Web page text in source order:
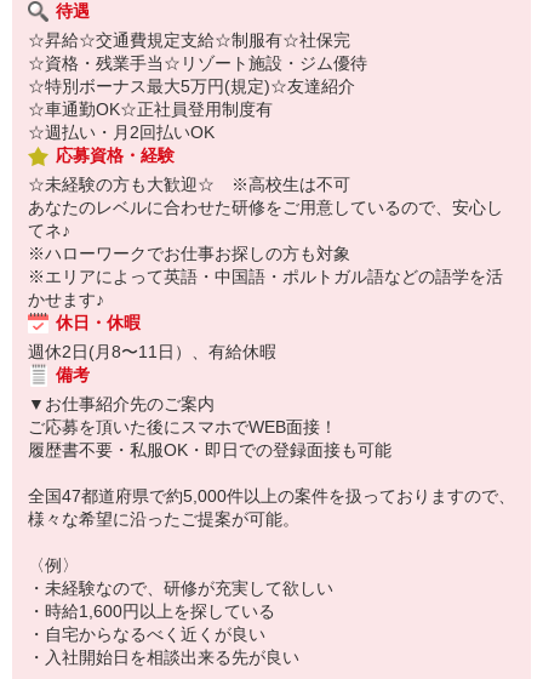
待遇
☆昇給☆交通費規定支給☆制服有☆社保完
☆資格・残業手当☆リゾート施設・ジム優待
☆特別ボーナス最大5万円(規定)☆友達紹介
☆車通勤OK☆正社員登用制度有
☆週払い・月2回払いOK
応募資格・経験
☆未経験の方も大歓迎☆ ※高校生は不可
あなたのレベルに合わせた研修をご用意しているので、安心し
てネ♪
※ハローワークでお仕事お探しの方も対象
※エリアによって英語・中国語・ポルトガル語などの語学を活
かせます♪
休日・休暇
週休2日(月8〜11日）、有給休暇
備考
▼お仕事紹介先のご案内
ご応募を頂いた後にスマホでWEB面接！
履歴書不要・私服OK・即日での登録面接も可能
全国47都道府県で約5,000件以上の案件を扱っておりますので、
様々な希望に沿ったご提案が可能。
〈例〉
・未経験なので、研修が充実して欲しい
・時給1,600円以上を探している
・自宅からなるべく近くが良い
・入社開始日を相談出来る先が良い